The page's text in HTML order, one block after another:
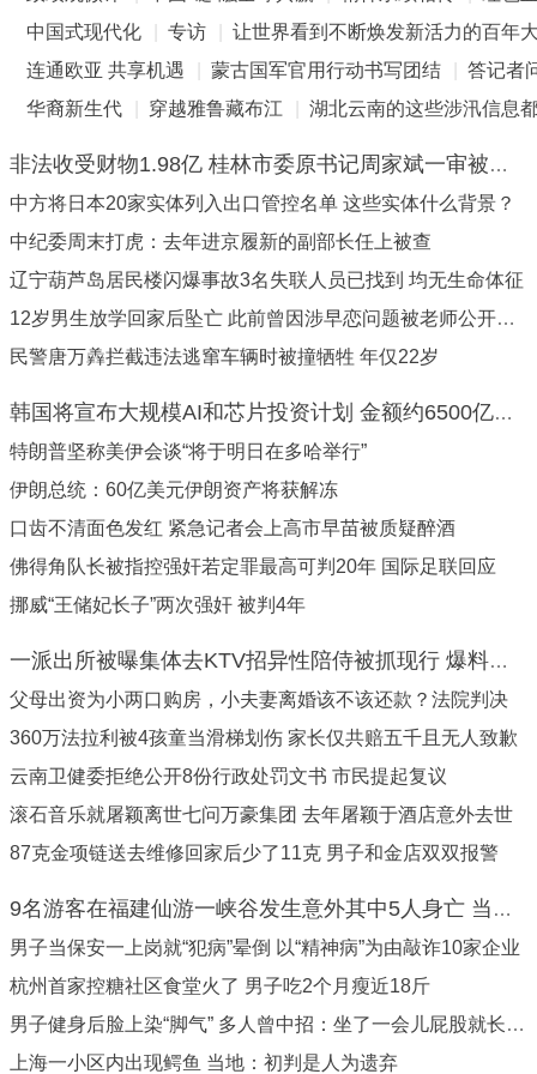
中国式现代化
专访
让世界看到不断焕发新活力的百年
连通欧亚 共享机遇
蒙古国军官用行动书写团结
答记者
华裔新生代
穿越雅鲁藏布江 湖北云南的这些涉汛信息
非法收受财物1.98亿 桂林市委原书记周家斌一审被判无期
中方将日本20家实体列入出口管控名单 这些实体什么背景？
中纪委周末打虎：去年进京履新的副部长任上被查
辽宁葫芦岛居民楼闪爆事故3名失联人员已找到 均无生命体征
12岁男生放学回家后坠亡 此前曾因涉早恋问题被老师公开批评
民警唐万羴拦截违法逃窜车辆时被撞牺牲 年仅22岁
韩国将宣布大规模AI和芯片投资计划 金额约6500亿美元
特朗普坚称美伊会谈“将于明日在多哈举行”
伊朗总统：60亿美元伊朗资产将获解冻
口齿不清面色发红 紧急记者会上高市早苗被质疑醉酒
佛得角队长被指控强奸若定罪最高可判20年 国际足联回应
挪威“王储妃长子”两次强奸 被判4年
一派出所被曝集体去KTV招异性陪侍被抓现行 爆料者发声
父母出资为小两口购房，小夫妻离婚该不该还款？法院判决
360万法拉利被4孩童当滑梯划伤 家长仅共赔五千且无人致歉
云南卫健委拒绝公开8份行政处罚文书 市民提起复议
滚石音乐就屠颖离世七问万豪集团 去年屠颖于酒店意外去世
87克金项链送去维修回家后少了11克 男子和金店双双报警
9名游客在福建仙游一峡谷发生意外其中5人身亡 当地通报
男子当保安一上岗就“犯病”晕倒 以“精神病”为由敲诈10家企业
杭州首家控糖社区食堂火了 男子吃2个月瘦近18斤
男子健身后脸上染“脚气” 多人曾中招：坐了一会儿屁股就长痘痘
上海一小区内出现鳄鱼 当地：初判是人为遗弃